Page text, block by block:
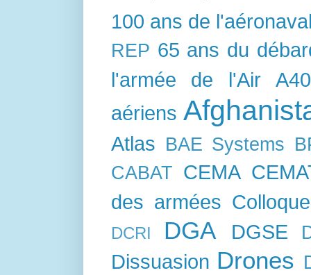
100 ans de
REP 65 ans du
l'armée de l'Air
aériens
Atlas BAE Systems
CABAT CEMA
des armées Colloque
DCRI DGA DGSE
Dissuasion Drones